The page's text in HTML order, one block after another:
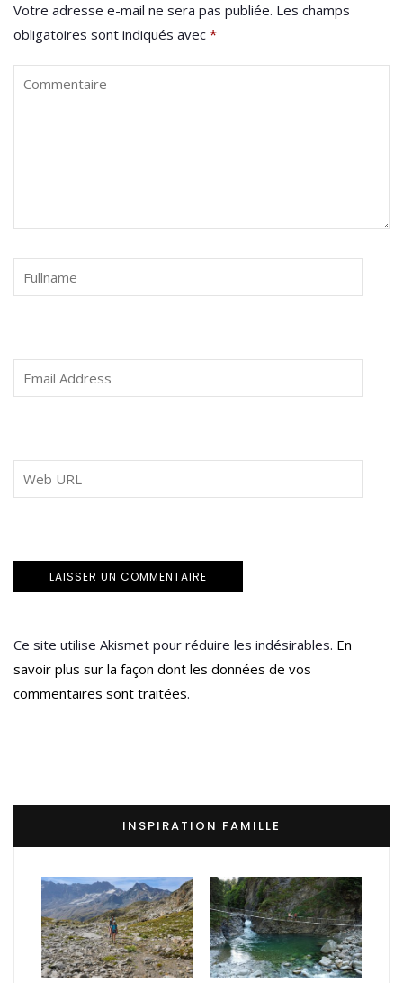
Votre adresse e-mail ne sera pas publiée. Les champs
obligatoires sont indiqués avec *
Ce site utilise Akismet pour réduire les indésirables. En
savoir plus sur la façon dont les données de vos
commentaires sont traitées.
INSPIRATION FAMILLE